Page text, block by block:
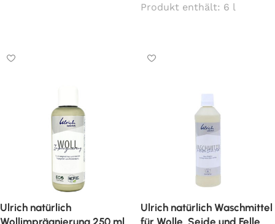
Produkt enthält: 6 l
Ulrich natürlich
Ulrich natürlich Waschmittel